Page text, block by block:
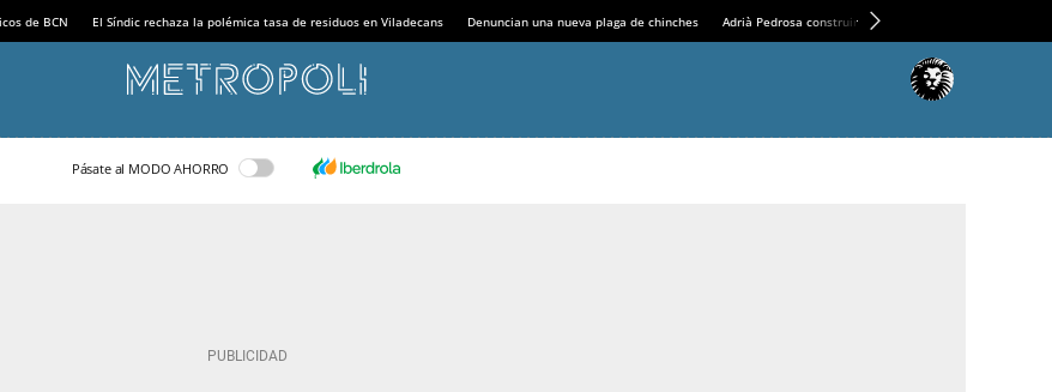
de BCN El Síndic rechaza la polémica tasa de residuos en Viladecans Denuncian una nueva plaga de chinches Adrià Pedrosa construirá la nueva residencia en el
Pásate al MODO AHORRO